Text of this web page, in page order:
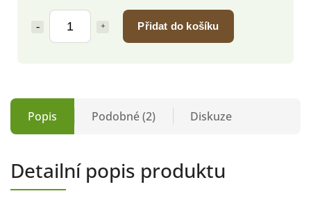
Přidat do košíku
Popis Podobné (2) Diskuze
Detailní popis produktu